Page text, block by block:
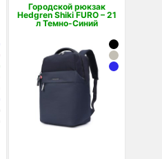
Городской рюкзак
Hedgren Shiki FURO – 21
л Темно-Синий